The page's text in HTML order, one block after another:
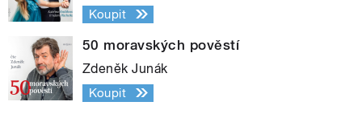
Koupit
50 moravských pověstí
Zdeněk Junák
Koupit